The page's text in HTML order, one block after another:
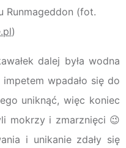
Runmageddon (fot.
)
dalej była wodna
wpadało się do
uniknąć, więc koniec
mokrzy i zmarznięci 😉
i unikanie zdały się